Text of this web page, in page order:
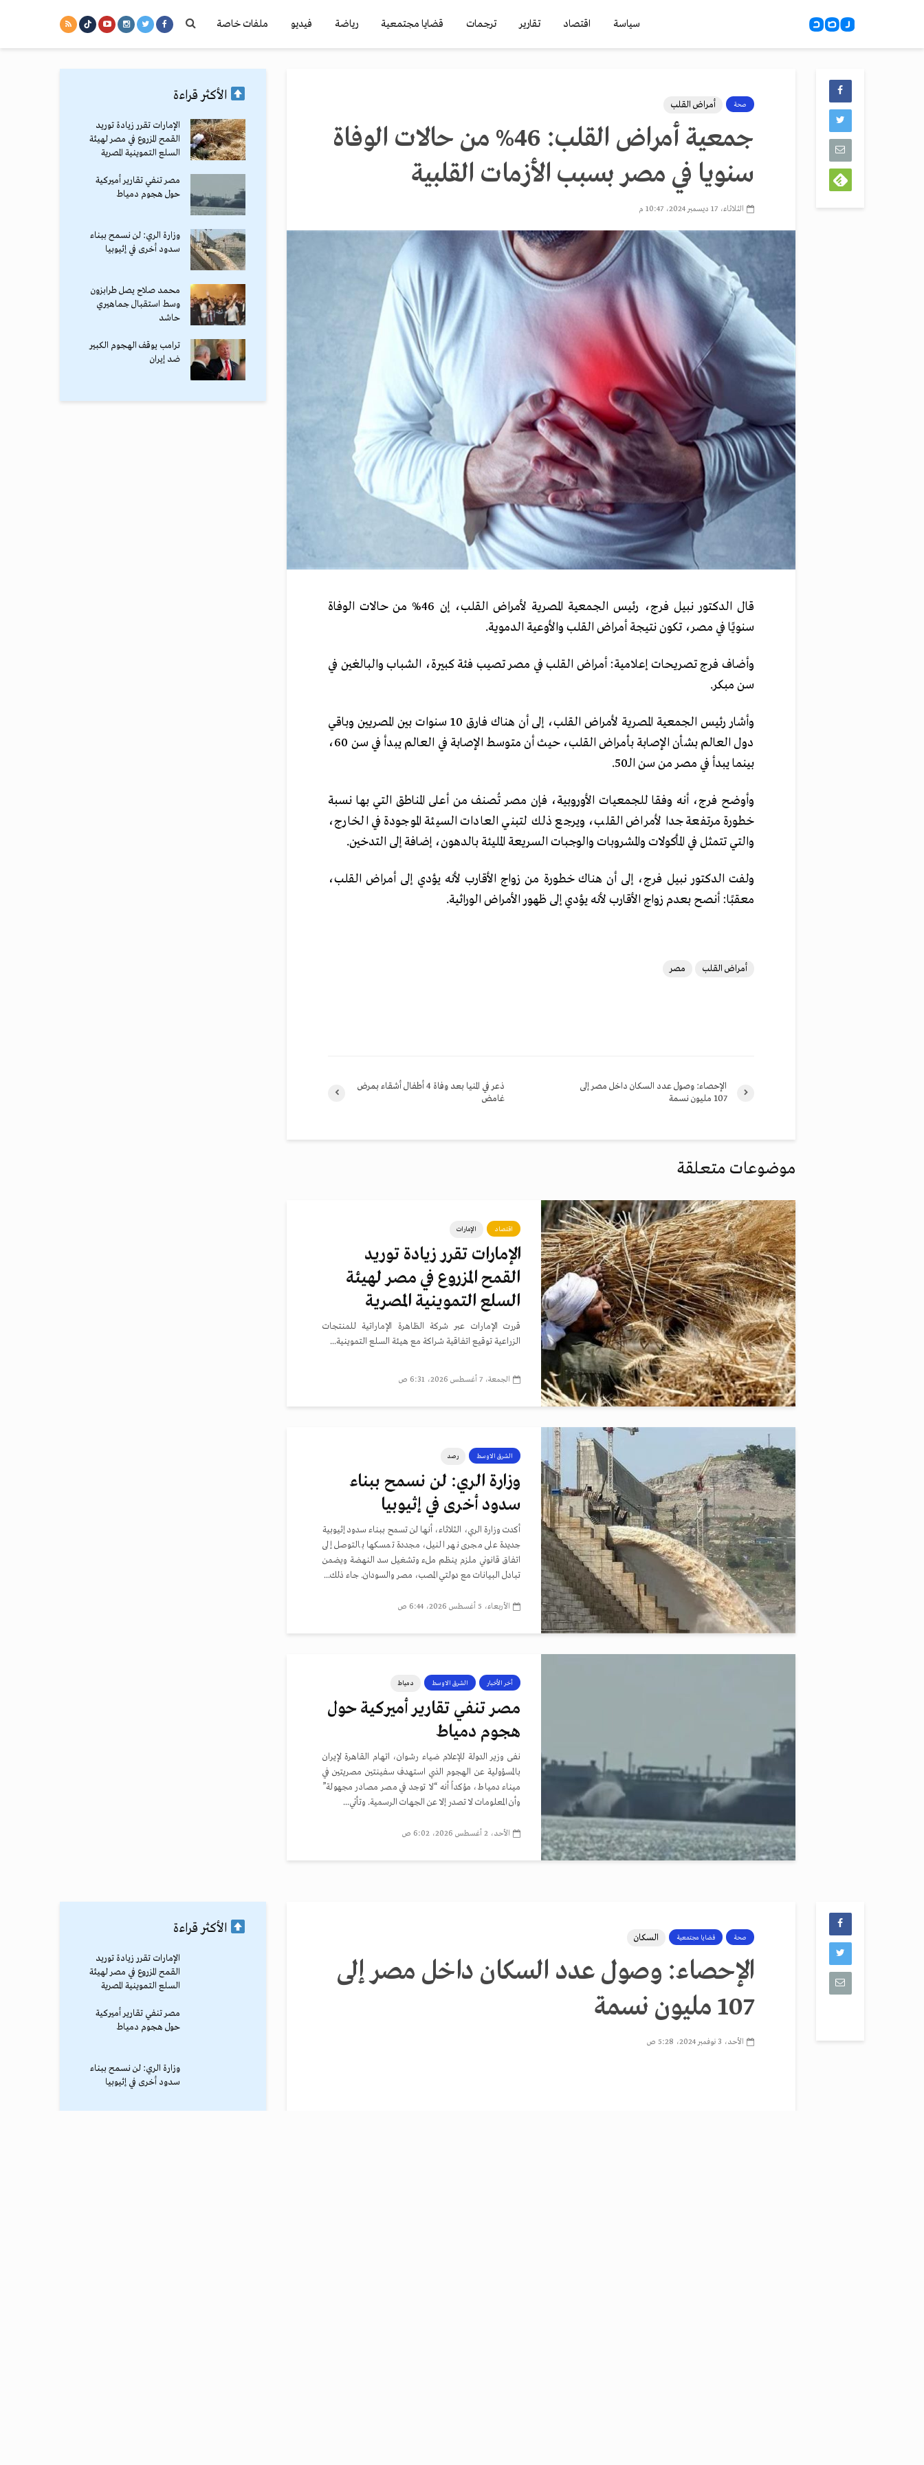
سياسة اقتصاد تقارير ترجمات قضايا مجتمعية رياضة فيديو ملفات خاصة
صحة أمراض القلب
جمعية أمراض القلب: 46% من حالات الوفاة
سنويا في مصر بسبب الأزمات القلبية
الثلاثاء، 17 ديسمبر 2024، 10:47 م
قال الدكتور نبيل فرج، رئيس الجمعية المصرية لأمراض القلب، إن 46% من حالات الوفاة
سنويًا في مصر، تكون نتيجة أمراض القلب والأوعية الدموية.
وأضاف فرج تصريحات إعلامية: أمراض القلب في مصر تصيب فئة كبيرة، الشباب والبالغين في
سن مبكر.
وأشار رئيس الجمعية المصرية لأمراض القلب، إلى أن هناك فارق 10 سنوات بين المصريين وباقي
دول العالم بشأن الإصابة بأمراض القلب، حيث أن متوسط الإصابة في العالم يبدأ في سن 60،
بينما يبدأ في مصر من سن الـ50.
وأوضح فرج، أنه وفقا للجمعيات الأوروبية، فإن مصر تُصنف من أعلى المناطق التي بها نسبة
خطورة مرتفعة جدا لأمراض القلب، ويرجع ذلك لتبني العادات السيئة الموجودة في الخارج،
والتي تتمثل في المأكولات والمشروبات والوجبات السريعة المليئة بالدهون، إضافة إلى التدخين.
ولفت الدكتور نبيل فرج، إلى أن هناك خطورة من زواج الأقارب لأنه يؤدي إلى أمراض القلب،
معقبًا: أنصح بعدم زواج الأقارب لأنه يؤدي إلى ظهور الأمراض الوراثية.
أمراض القلب مصر
ذعر في المنيا بعد وفاة 4 أطفال أشقاء بمرض
غامض
الإحصاء: وصول عدد السكان داخل مصر إلى
107 مليون نسمة
موضوعات متعلقة
اقتصاد الإمارات
الإمارات تقرر زيادة توريد
القمح المزروع في مصر لهيئة
السلع التموينية المصرية
قررت الإمارات عبر شركة الظاهرة الإماراتية للمنتجات
الزراعية توقيع اتفاقية شراكة مع هيئة السلع التموينية...
الجمعة، 7 أغسطس 2026، 6:31 ص
الشرق الاوسط رصد
وزارة الري: لن نسمح ببناء
سدود أخرى في إثيوبيا
أكدت وزارة الري، الثلاثاء، أنها لن تسمح ببناء سدود إثيوبية
جديدة على مجرى نهر النيل، مجددة تمسكها بالتوصل إلى
اتفاق قانوني ملزم ينظم ملء وتشغيل سد النهضة ويضمن
تبادل البيانات مع دولتي المصب، مصر والسودان. جاء ذلك...
الأربعاء، 5 أغسطس 2026، 6:44 ص
أخر الأخبار الشرق الاوسط دمياط
مصر تنفي تقارير أميركية حول
هجوم دمياط
نفى وزير الدولة للإعلام ضياء رشوان، اتهام القاهرة لإيران
بالمسؤولية عن الهجوم الذي استهدف سفينتين مصريتين في
ميناء دمياط، مؤكداً أنه “لا توجد في مصر مصادر مجهولة”
وأن المعلومات لا تصدر إلا عن الجهات الرسمية. وتأتي...
الأحد، 2 أغسطس 2026، 6:02 ص
الأكثر قراءة
الإمارات تقرر زيادة توريد
القمح المزروع في مصر لهيئة
السلع التموينية المصرية
مصر تنفي تقارير أميركية
حول هجوم دمياط
وزارة الري: لن نسمح ببناء
سدود أخرى في إثيوبيا
محمد صلاح يصل طرابزون
وسط استقبال جماهيري
حاشد
ترامب يوقف الهجوم الكبير
ضد إيران
صحة قضايا مجتمعية السكان
الإحصاء: وصول عدد السكان داخل مصر إلى
107 مليون نسمة
الأحد، 3 نوفمبر 2024، 5:28 ص
الأكثر قراءة
الإمارات تقرر زيادة توريد
القمح المزروع في مصر لهيئة
السلع التموينية المصرية
مصر تنفي تقارير أميركية
حول هجوم دمياط
وزارة الري: لن نسمح ببناء
سدود أخرى في إثيوبيا